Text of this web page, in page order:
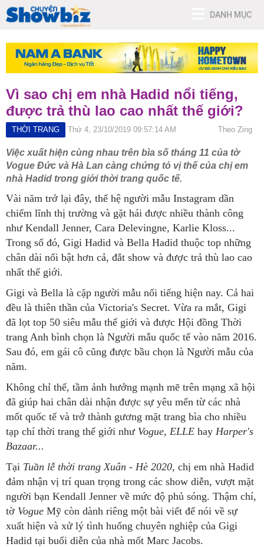
DANH MỤC
Vì sao chị em nhà Hadid nổi tiếng,
được trả thù lao cao nhất thế giới?
THỜI TRANG Thứ 4, 23/10/2019 09:57:14 AM Theo Zing
Việc xuất hiện cùng nhau trên bìa số tháng 11 của tờ
Vogue Đức và Hà Lan càng chứng tỏ vị thế của chị em
nhà Hadid trong giới thời trang quốc tế.
Vài năm trở lại đây, thế hệ người mẫu Instagram dần
chiếm lĩnh thị trường và gặt hái được nhiều thành công
như Kendall Jenner, Cara Delevingne, Karlie Kloss...
Trong số đó, Gigi Hadid và Bella Hadid thuộc top những
chân dài nổi bật hơn cả, đắt show và được trả thù lao cao
nhất thế giới.
Gigi và Bella là cặp người mẫu nổi tiếng hiện nay. Cả hai
đều là thiên thần của Victoria's Secret. Vừa ra mắt, Gigi
đã lọt top 50 siêu mẫu thế giới và được Hội đồng Thời
trang Anh bình chọn là Người mẫu quốc tế vào năm 2016.
Sau đó, em gái cô cũng được bầu chọn là Người mẫu của
năm.
Không chỉ thế, tầm ảnh hưởng mạnh mẽ trên mạng xã hội
đã giúp hai chân dài nhận được sự yêu mến từ các nhà
mốt quốc tế và trở thành gương mặt trang bìa cho nhiều
tạp chí thời trang thế giới như Vogue, ELLE hay Harper's
Bazaar...
Tại Tuần lễ thời trang Xuân - Hè 2020, chị em nhà Hadid
đảm nhận vị trí quan trọng trong các show diễn, vượt mặt
người bạn Kendall Jenner về mức độ phủ sóng. Thậm chí,
tờ Vogue Mỹ còn dành riêng một bài viết để nói về sự
xuất hiện và xử lý tình huống chuyên nghiệp của Gigi
Hadid tại buổi diễn của nhà mốt Marc Jacobs.